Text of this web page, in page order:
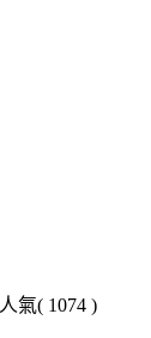
人氣( 1074 )